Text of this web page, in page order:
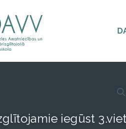
iegūst